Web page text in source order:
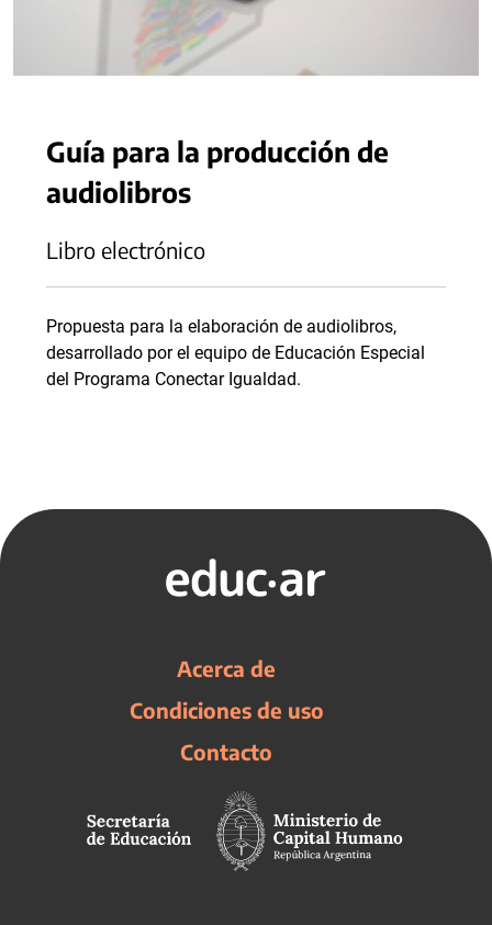
Guía para la producción de
audiolibros
Libro electrónico
Propuesta para la elaboración de audiolibros,
desarrollado por el equipo de Educación Especial
del Programa Conectar Igualdad.
Acerca de
Condiciones de uso
Contacto